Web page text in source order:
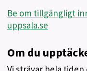
Be om tillgängligt
uppsala.se
Om du